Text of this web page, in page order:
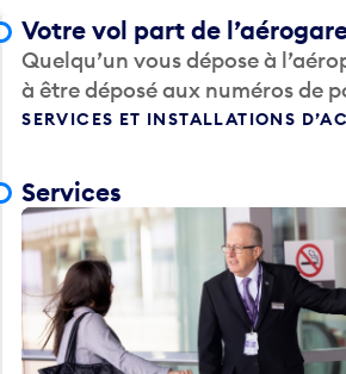
Votre vol part de l’aérogare
Quelqu’un vous dépose à
à être déposé aux numéros de
SERVICES ET INSTALLATIONS
Services